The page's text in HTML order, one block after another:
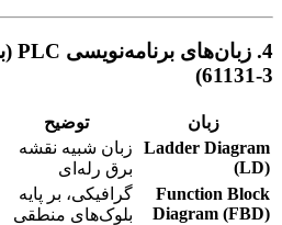
61131-3)
زبان توضیح
Ladder Diagram
(LD)
زبان شبیه نقشه
برق رله‌ای
Function Block
Diagram (FBD)
گرافیکی، بر پایه
بلوک‌های منطقی